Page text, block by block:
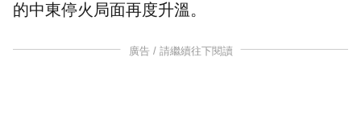
的中東停火局面再度升溫。
廣告 / 請繼續往下閱讀